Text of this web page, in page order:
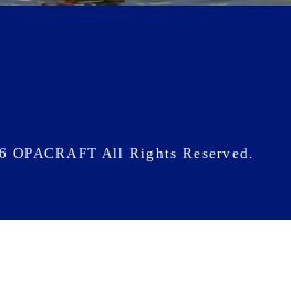
All Rights Reserved.